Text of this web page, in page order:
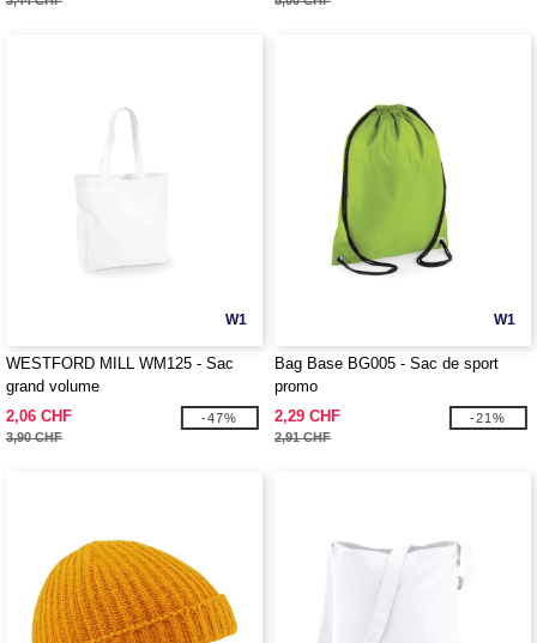
W1
WESTFORD MILL WM125 - Sac
grand volume
2,06 CHF
3,90 CHF
-47%
W1
Bag Base BG005 - Sac de sport
promo
2,29 CHF
2,91 CHF
-21%